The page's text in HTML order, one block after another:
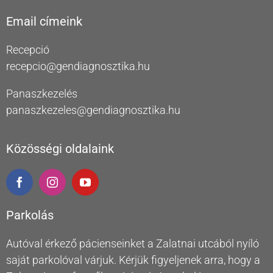
Email címeink
Recepció
recepcio@gendiagnosztika.hu
Panaszkezelés
panaszkezeles@gendiagnosztika.hu
Közösségi oldalaink
Parkolás
Autóval érkező pácienseinket a Zalatnai utcából nyíló
saját parkolóval várjuk. Kérjük figyeljenek arra, hogy a